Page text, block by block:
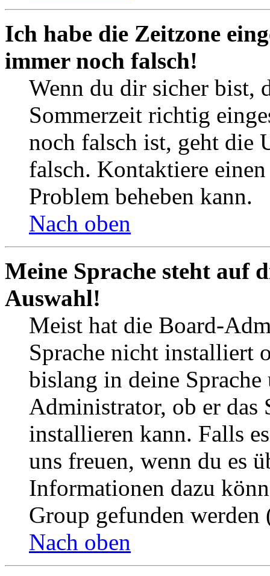
Ich habe die Zeitzone
immer noch falsch!
Wenn du dir sicher bist,
Sommerzeit richtig
noch falsch ist, geht die
falsch. Kontaktiere
Problem beheben kann.
Nach oben
Meine Sprache steht auf
Auswahl!
Meist hat die Board-
Sprache nicht installiert
bislang in deine
Administrator, ob er das
installieren kann. Falls
uns freuen, wenn du es
Informationen dazu
Group gefunden
Nach oben